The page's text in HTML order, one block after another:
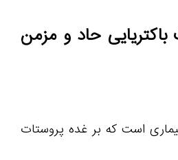
باکتریایی حاد و مزمن
است که بر غده پروستات